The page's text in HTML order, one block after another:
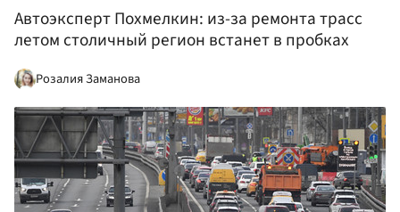
Автоэксперт Похмелкин: из-за ремонта трасс
летом столичный регион встанет в пробках
Розалия Заманова